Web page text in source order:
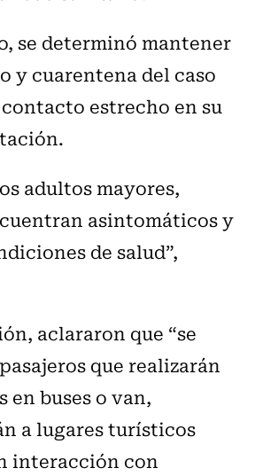
se determinó mantener
y cuarentena del caso
estrecho en su
adultos mayores,
asintomáticos y
de salud”,
aclararon que “se
que realizarán
en buses o van,
a lugares turísticos
interacción con